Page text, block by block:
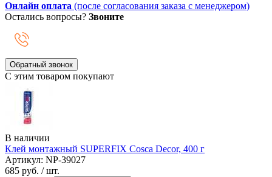
Онлайн оплата (после согласования заказа с менеджером)
Остались вопросы? Звоните
Обратный звонок
С этим товаром покупают
В наличии
Клей монтажный SUPERFIX Cosca Decor, 400 г
Артикул: NP-39027
685 руб. / шт.